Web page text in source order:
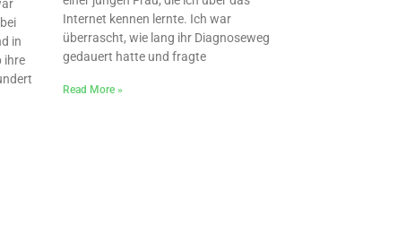
in
ihre
Internet kennen lernte. Ich war
überrascht, wie lang ihr Diagnoseweg
gedauert hatte und fragte
Read More »